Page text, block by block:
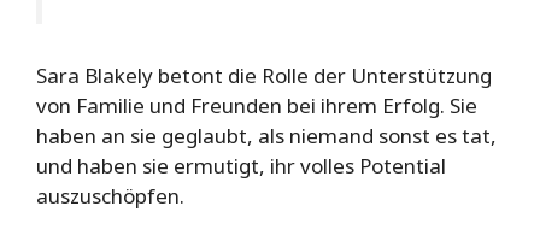
Sara Blakely betont die Rolle der Unterstützung
von Familie und Freunden bei ihrem Erfolg. Sie
haben an sie geglaubt, als niemand sonst es tat,
und haben sie ermutigt, ihr volles Potential
auszuschöpfen.